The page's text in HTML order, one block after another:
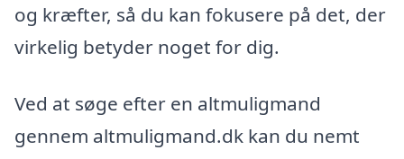
og kræfter, så du kan fokusere på det, der
virkelig betyder noget for dig.
Ved at søge efter en altmuligmand
gennem altmuligmand.dk kan du nemt